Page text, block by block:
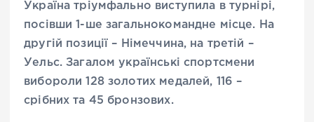
Україна тріумфально виступила в турнірі,
посівши 1-ше загальнокомандне місце. На
другій позиції – Німеччина, на третій –
Уельс. Загалом українські спортсмени
вибороли 128 золотих медалей, 116 –
срібних та 45 бронзових.